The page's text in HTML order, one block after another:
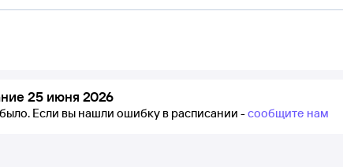
25 июня 2026
Если вы нашли ошибку в расписании -сообщите нам